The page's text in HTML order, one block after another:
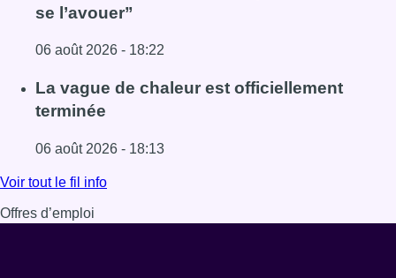
se l’avouer”
06 août 2026 - 18:22
Lire l'article À Bruxelles, le blocus s’invite dans des lieux
La vague de chaleur est officiellement
terminée
06 août 2026 - 18:13
Lire l'article La vague de chaleur est officiellement
Voir tout le fil info
Offres d’emploi